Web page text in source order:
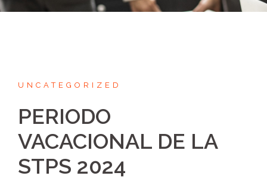
UNCATEGORIZED
PERIODO
VACACIONAL DE LA
STPS 2024